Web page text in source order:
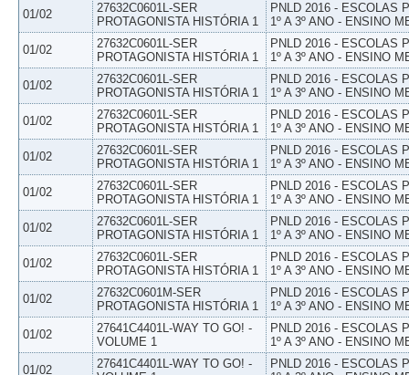
01/02
27632C0601L-SER
PROTAGONISTA HISTÓRIA 1
PNLD 2016 - ESCOLAS
1º A 3º ANO - ENSINO
01/02
27632C0601L-SER
PROTAGONISTA HISTÓRIA 1
PNLD 2016 - ESCOLAS
1º A 3º ANO - ENSINO
01/02
27632C0601L-SER
PROTAGONISTA HISTÓRIA 1
PNLD 2016 - ESCOLAS
1º A 3º ANO - ENSINO
01/02
27632C0601L-SER
PROTAGONISTA HISTÓRIA 1
PNLD 2016 - ESCOLAS
1º A 3º ANO - ENSINO
01/02
27632C0601L-SER
PROTAGONISTA HISTÓRIA 1
PNLD 2016 - ESCOLAS
1º A 3º ANO - ENSINO
01/02
27632C0601L-SER
PROTAGONISTA HISTÓRIA 1
PNLD 2016 - ESCOLAS
1º A 3º ANO - ENSINO
01/02
27632C0601L-SER
PROTAGONISTA HISTÓRIA 1
PNLD 2016 - ESCOLAS
1º A 3º ANO - ENSINO
01/02
27632C0601L-SER
PROTAGONISTA HISTÓRIA 1
PNLD 2016 - ESCOLAS
1º A 3º ANO - ENSINO
01/02
27632C0601M-SER
PROTAGONISTA HISTÓRIA 1
PNLD 2016 - ESCOLAS
1º A 3º ANO - ENSINO
01/02
27641C4401L-WAY TO GO! -
VOLUME 1
PNLD 2016 - ESCOLAS
1º A 3º ANO - ENSINO
01/02
27641C4401L-WAY TO GO! -
PNLD 2016 - ESCOLAS